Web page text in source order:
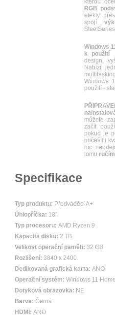
kterou
RGB
efekty
spojí
Windows
k použití
design,
Nabízí
Windows
použití -
můžete
začít
pokud je
počeštili
nic
tomu
Specifikace
Typ produktu: Předváděcí A+
Úhlopříčka: 18"
Typ procesoru: AMD Ryzen 9
Kapacita disku: 2 TB
Velikost operační paměti: 32 GB
Rozlišení: 3840 x 2400
Dedikovaná grafická karta: ANO
Operační systém: Windows 11 Home
Dotyková obrazovka: NE
Barva: Černá
HDMI: ANO